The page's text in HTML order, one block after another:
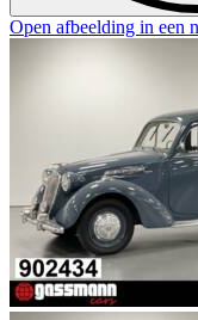
Open afbeelding in een